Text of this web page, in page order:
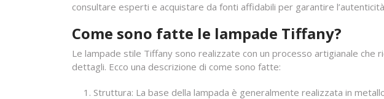
consultare esperti e acquistare da fonti affidabili per garantire
Come sono fatte le lampade Tiffany?
Le lampade stile Tiffany sono realizzate con un processo artigianale che
dettagli. Ecco una descrizione di come sono fatte:
Struttura: La base della lampada è generalmente realizzata in